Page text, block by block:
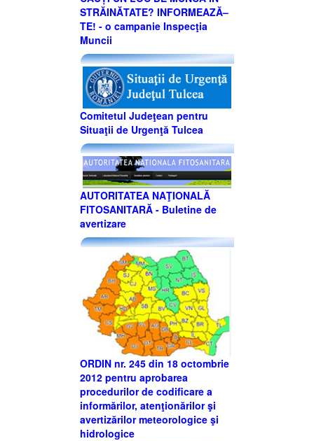
STRĂINĂTATE? INFORMEAZĂ–
TE! - o campanie Inspecţia
Muncii
Comitetul Judeţean pentru
Situaţii de Urgenţă Tulcea
AUTORITATEA NAŢIONALĂ
FITOSANITARĂ - Buletine de
avertizare
ORDIN nr. 245 din 18 octombrie
2012 pentru aprobarea
procedurilor de codificare a
informărilor, atenţionărilor şi
avertizărilor meteorologice şi
hidrologice